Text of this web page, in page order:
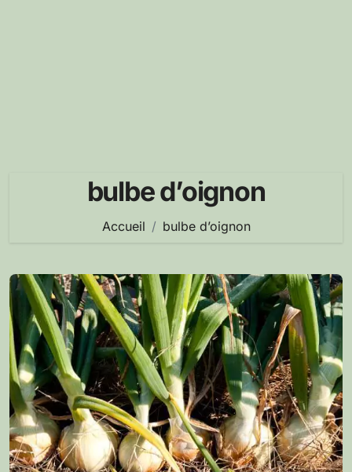
bulbe d’oignon
Accueil bulbe d’oignon